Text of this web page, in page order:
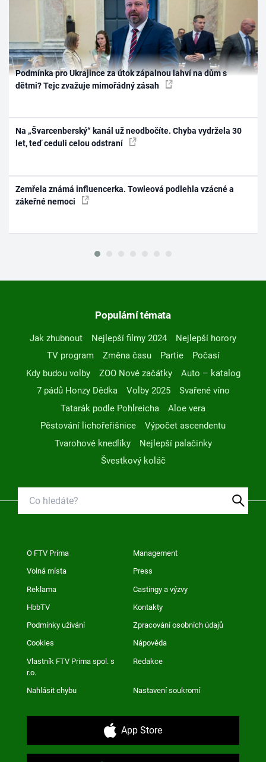
Podmínka pro Ukrajince za útok zápalnou lahví na dům s
dětmi? Tejc zvažuje mimořádný zásah
Na „Švarcenberský“ kanál už neodbočíte. Chyba vydržela 30
let, teď ceduli celou odstraní
Zemřela známá influencerka. Towleová podlehla vzácné a
zákeřné nemoci
Populární témata
Jak zhubnout Nejlepší filmy 2024
Nejlepší horory
TV program
Změna času Partie
Počasí
Kdy budou volby
ZOO Nové začátky
Auto – katalog
7 pádů Honzy Dědka
Volby 2025
Svařené víno
Tatarák podle Pohlreicha
Aloe vera
Pěstování lichořeřišnice
Výpočet ascendentu
Tvarohové knedlíky
Nejlepší palačinky
Švestkový koláč
O FTV Prima Management
Volná místa Press
Reklama Castingy a výzvy
HbbTV Kontakty
Podmínky užívání Zpracování osobních údajů
Cookies Nápověda
Vlastník FTV Prima spol. s
r.o.
Redakce
Nahlásit chybu Nastavení soukromí
App Store